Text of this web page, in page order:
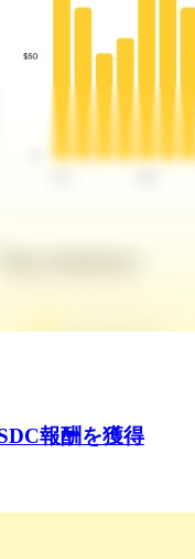
報酬を獲得